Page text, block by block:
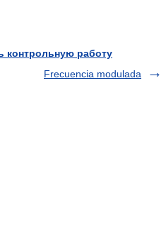
контрольную работу
Frecuencia modulada